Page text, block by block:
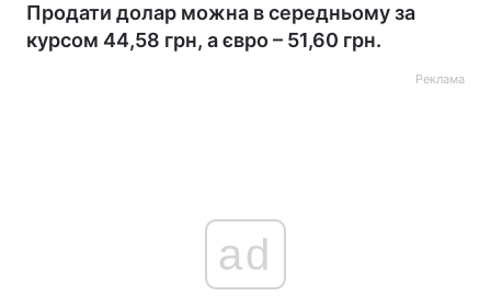
Продати долар можна в середньому за
курсом 44,58 грн, а євро – 51,60 грн.
Реклама
ad